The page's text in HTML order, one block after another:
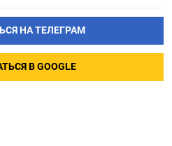
НА ТЕЛЕГРАМ
В GOOGLE